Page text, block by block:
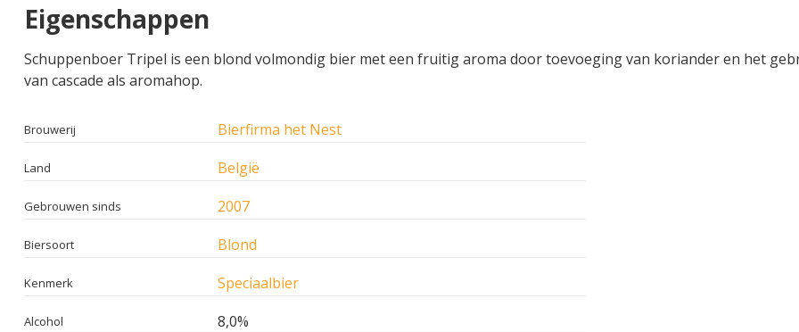
Eigenschappen
Schuppenboer Tripel is een blond volmondig bier met een fruitig aroma door toevoeging van koriander en het
van cascade als aromahop.
Brouwerij Bierfirma het Nest
Land België
Gebrouwen sinds 2007
Biersoort Blond
Kenmerk Speciaalbier
Alcohol 8,0%